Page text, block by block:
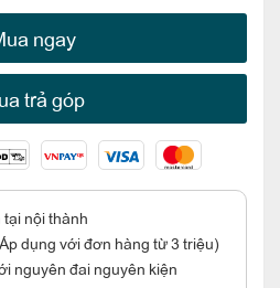
ngay
trả góp
nội thành
dụng với đơn hàng từ 3 triệu)
nguyên đai nguyên kiện